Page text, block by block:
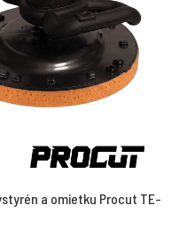
a omietku Procut TE-